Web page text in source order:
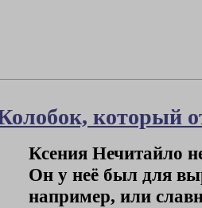
который
Ксения Нечитайло
Он у неё был для
например, или